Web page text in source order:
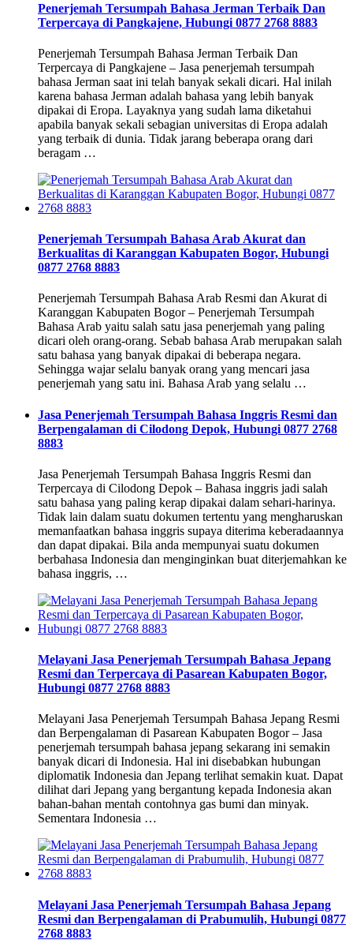
Penerjemah Tersumpah Bahasa Jerman Terbaik Dan
Terpercaya di Pangkajene, Hubungi 0877 2768 8883
Penerjemah Tersumpah Bahasa Jerman Terbaik Dan
Terpercaya di Pangkajene – Jasa penerjemah tersumpah
bahasa Jerman saat ini telah banyak sekali dicari. Hal inilah
karena bahasa Jerman adalah bahasa yang lebih banyak
dipakai di Eropa. Layaknya yang sudah lama diketahui
apabila banyak sekali sebagian universitas di Eropa adalah
yang terbaik di dunia. Tidak jarang beberapa orang dari
beragam …
Penerjemah Tersumpah Bahasa Arab Akurat dan
Berkualitas di Karanggan Kabupaten Bogor, Hubungi
0877 2768 8883
Penerjemah Tersumpah Bahasa Arab Resmi dan Akurat di
Karanggan Kabupaten Bogor – Penerjemah Tersumpah
Bahasa Arab yaitu salah satu jasa penerjemah yang paling
dicari oleh orang-orang. Sebab bahasa Arab merupakan salah
satu bahasa yang banyak dipakai di beberapa negara.
Sehingga wajar selalu banyak orang yang mencari jasa
penerjemah yang satu ini. Bahasa Arab yang selalu …
Jasa Penerjemah Tersumpah Bahasa Inggris Resmi dan
Berpengalaman di Cilodong Depok, Hubungi 0877 2768
8883
Jasa Penerjemah Tersumpah Bahasa Inggris Resmi dan
Terpercaya di Cilodong Depok – Bahasa inggris jadi salah
satu bahasa yang paling kerap dipakai dalam sehari-harinya.
Tidak lain dalam suatu dokumen tertentu yang mengharuskan
memanfaatkan bahasa inggris supaya diterima keberadaannya
dan dapat dipakai. Bila anda mempunyai suatu dokumen
berbahasa Indonesia dan menginginkan buat diterjemahkan ke
bahasa inggris, …
Melayani Jasa Penerjemah Tersumpah Bahasa Jepang
Resmi dan Terpercaya di Pasarean Kabupaten Bogor,
Hubungi 0877 2768 8883
Melayani Jasa Penerjemah Tersumpah Bahasa Jepang Resmi
dan Berpengalaman di Pasarean Kabupaten Bogor – Jasa
penerjemah tersumpah bahasa jepang sekarang ini semakin
banyak dicari di Indonesia. Hal ini disebabkan hubungan
diplomatik Indonesia dan Jepang terlihat semakin kuat. Dapat
dilihat dari Jepang yang bergantung kepada Indonesia akan
bahan-bahan mentah contohnya gas bumi dan minyak.
Sementara Indonesia …
Melayani Jasa Penerjemah Tersumpah Bahasa Jepang
Resmi dan Berpengalaman di Prabumulih, Hubungi 0877
2768 8883